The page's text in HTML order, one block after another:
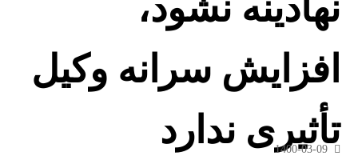
افزایش سرانه وکیل
تأثیری ندارد
1400-03-09